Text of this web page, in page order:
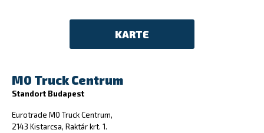
KARTE
M0 Truck Centrum
Standort Budapest
Eurotrade M0 Truck Centrum,
2143 Kistarcsa, Raktár krt. 1.